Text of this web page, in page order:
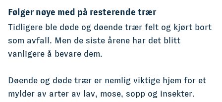
Følger nøye med på resterende trær
Tidligere ble døde og døende trær felt og kjørt bort
som avfall. Men de siste årene har det blitt
vanligere å bevare dem.
Døende og døde trær er nemlig viktige hjem for et
mylder av arter av lav, mose, sopp og insekter.